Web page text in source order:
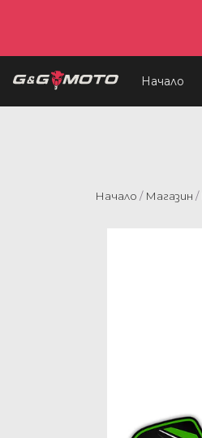
Начало
Начало / Магазин /